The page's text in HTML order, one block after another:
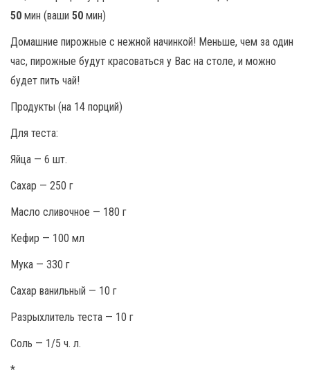
50 мин (ваши 50 мин)
Домашние пирожные с нежной начинкой! Меньше, чем за один
час, пирожные будут красоваться у Вас на столе, и можно
будет пить чай!
Продукты (на 14 порций)
Для теста:
Яйца — 6 шт.
Сахар — 250 г
Масло сливочное — 180 г
Кефир — 100 мл
Мука — 330 г
Сахар ванильный — 10 г
Разрыхлитель теста — 10 г
Соль — 1/5 ч. л.
*